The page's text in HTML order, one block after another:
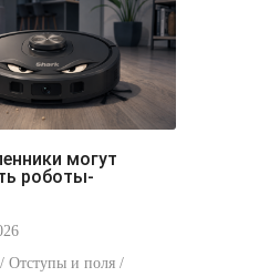
роботы-
Отступы и поля /